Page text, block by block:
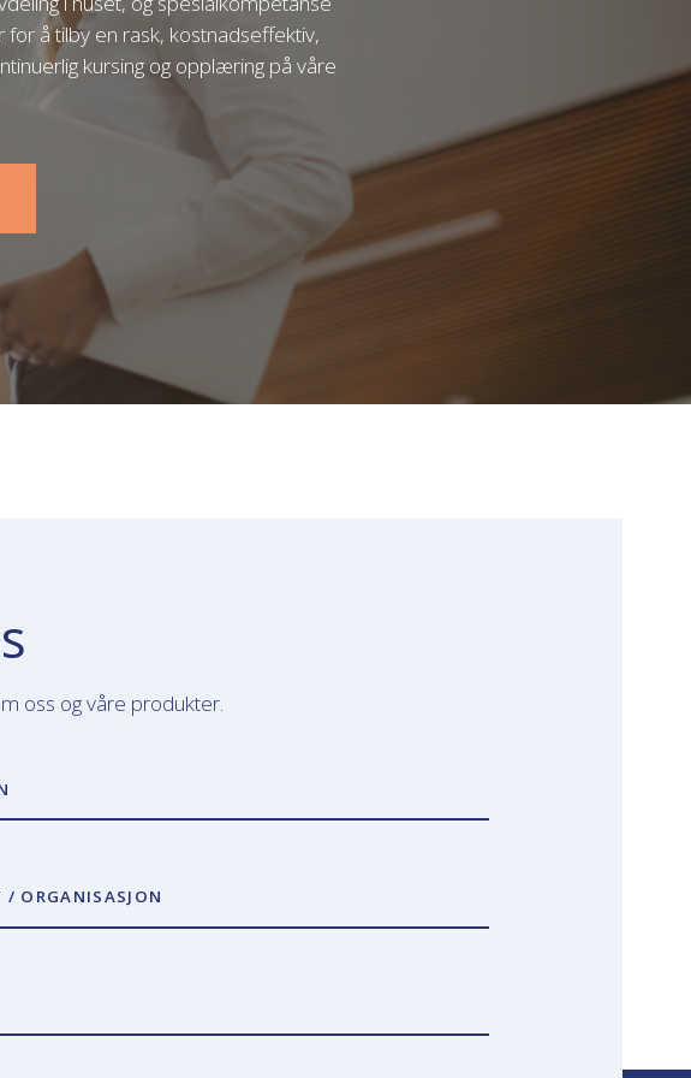
å tilby en rask, kostnadseffektiv,
kursing og opplæring på våre
oss og våre produkter.
/ ORGANISASJON